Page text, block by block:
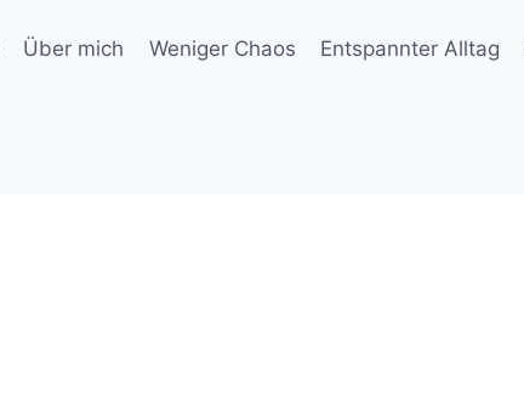
Über mich Weniger Chaos Entspannter Alltag